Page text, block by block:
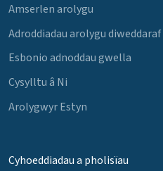
Amserlen arolygu
Adroddiadau arolygu diweddaraf
Esbonio adnoddau gwella
Cysylltu â Ni
Arolygwyr Estyn
Cyhoeddiadau a pholisïau